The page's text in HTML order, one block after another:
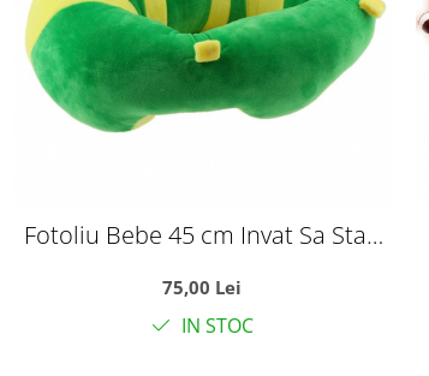
Fotoliu Bebe 45 cm Invat Sa Stau
75,00 Lei
IN STOC